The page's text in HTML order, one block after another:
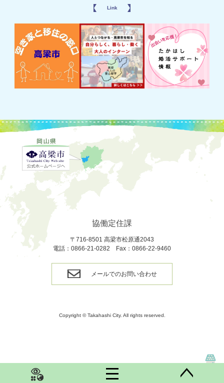
Link
協働定住課
〒716-8501 高梁市松原通2043
電話：0866-21-0282 Fax：0866-22-9460
メールでのお問い合わせ
Copyright © Takahashi City. All rights reserved.